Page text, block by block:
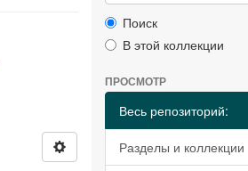
Поиск
В этой коллекции
ПРОСМОТР
Весь репозиторий:
Разделы и коллекции